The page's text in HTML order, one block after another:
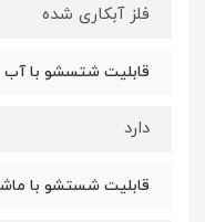
فلز آبکاری شده
قابلیت شتسشو با آب
دارد
قابلیت شستشو با